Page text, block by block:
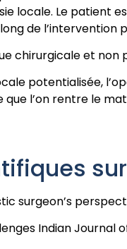
locale. Le patient
de l’intervention
chirurgicale et non
potentialisée,
l’on rentre le
surgeon’s
Indian Journal